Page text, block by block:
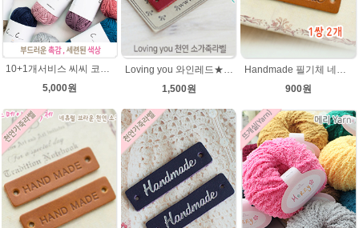
5,000원
Loving you 와인레드★금박 천연 소가죽라벨 러빙유
1,500원
Handmade 필기체 네츄럴브라운 천연 소가죽라벨 목도리 핸드메이드라벨
900원